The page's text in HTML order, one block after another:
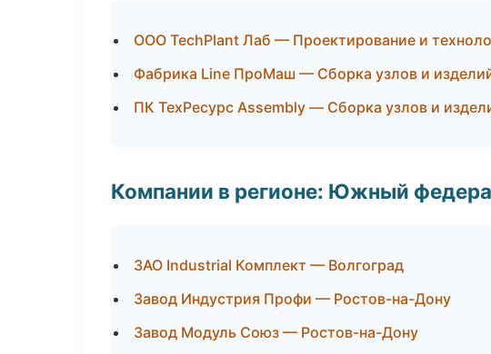
ООО TechPlant Лаб — Проектирование и
Фабрика Line ПроМаш — Сборка узлов и
ПК ТехРесурс Assembly — Сборка узлов и
Компании в регионе: Южный
ЗАО Industrial Комплект — Волгоград
Завод Индустрия Профи — Ростов-на-Дону
Завод Модуль Союз — Ростов-на-Дону